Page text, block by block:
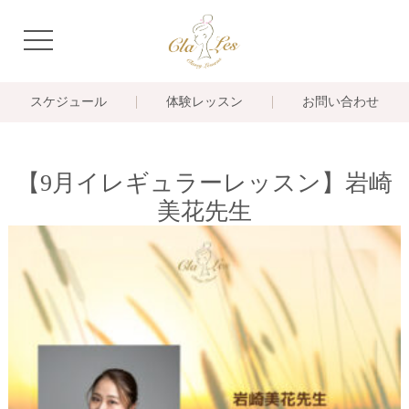
navigation
スケジュール 体験レッスン お問い合わせ
【9月イレギュラーレッスン】岩崎
美花先生